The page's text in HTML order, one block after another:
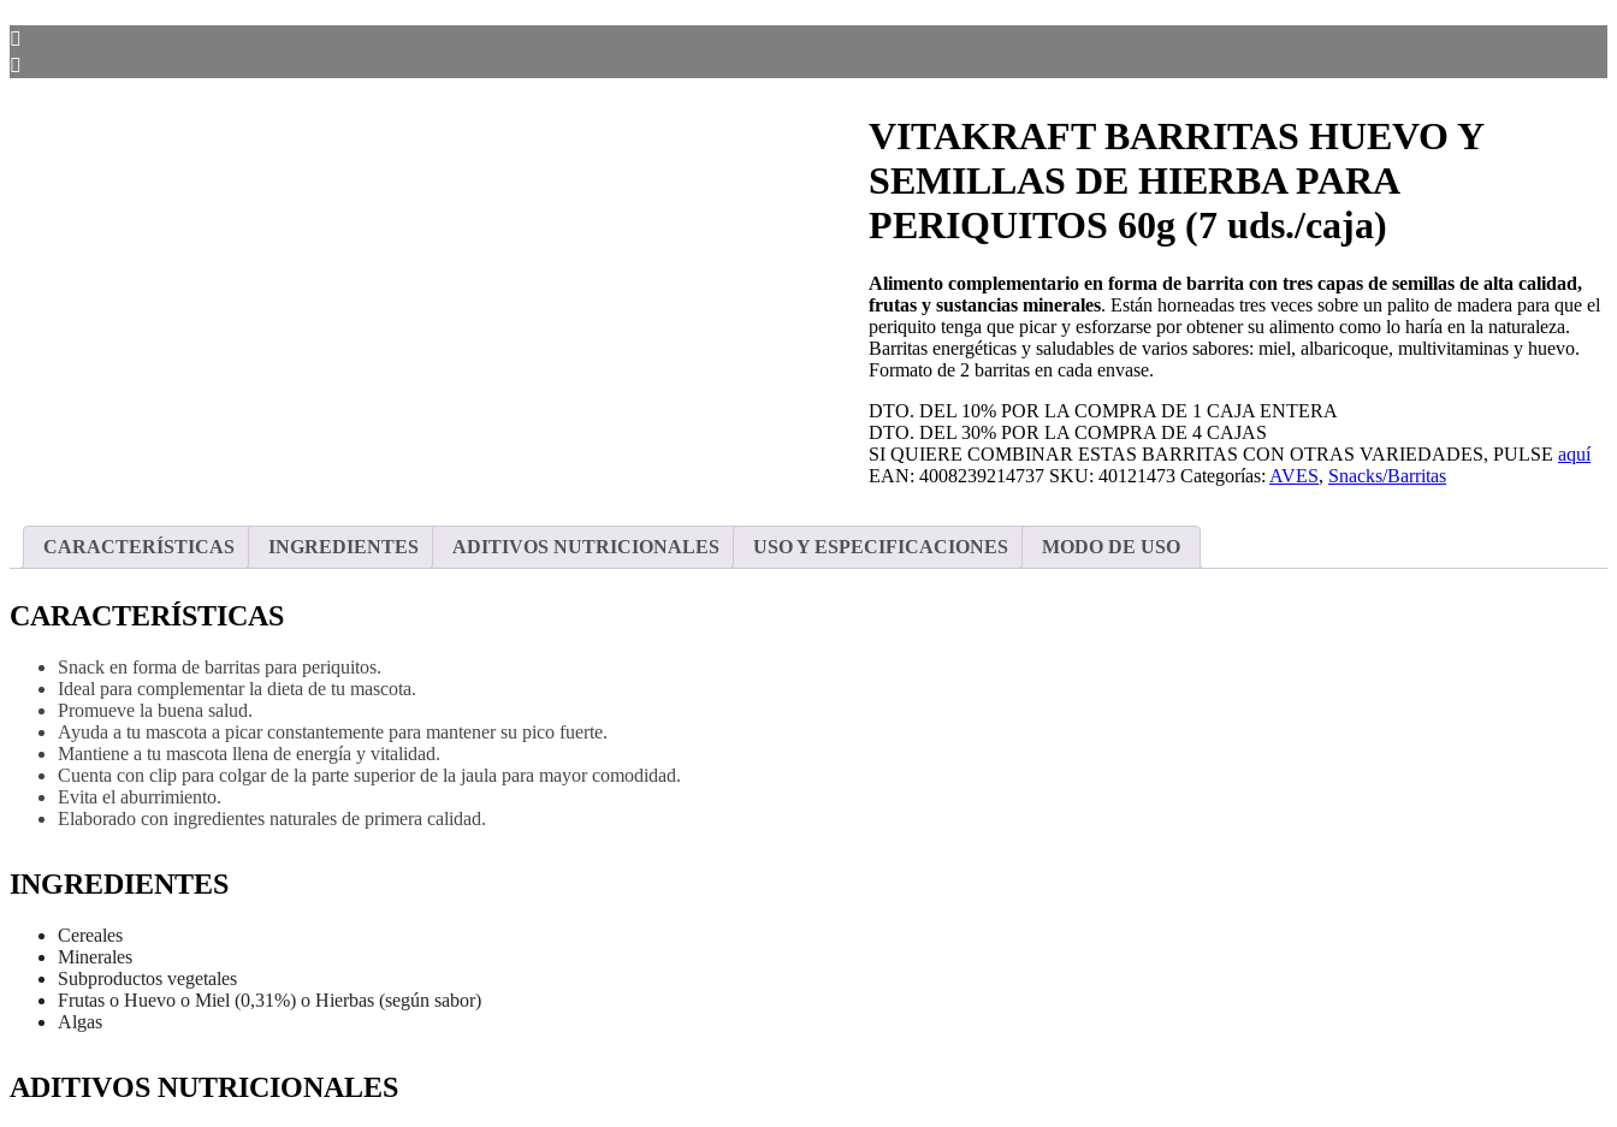
VITAKRAFT BARRITAS HUEVO Y
SEMILLAS DE HIERBA PARA
PERIQUITOS 60g (7 uds./caja)
Alimento complementario en forma de barrita con tres capas de semillas de alta calidad,
frutas y sustancias minerales. Están horneadas tres veces sobre un palito de madera para que el
periquito tenga que picar y esforzarse por obtener su alimento como lo haría en la naturaleza.
Barritas energéticas y saludables de varios sabores: miel, albaricoque, multivitaminas y huevo.
Formato de 2 barritas en cada envase.
DTO. DEL 10% POR LA COMPRA DE 1 CAJA ENTERA
DTO. DEL 30% POR LA COMPRA DE 4 CAJAS
SI QUIERE COMBINAR ESTAS BARRITAS CON OTRAS VARIEDADES, PULSE aquí
EAN: 4008239214737 SKU: 40121473 Categorías: AVES, Snacks/Barritas
CARACTERÍSTICAS INGREDIENTES ADITIVOS NUTRICIONALES USO Y ESPECIFICACIONES MODO DE USO
CARACTERÍSTICAS
Snack en forma de barritas para periquitos.
Ideal para complementar la dieta de tu mascota.
Promueve la buena salud.
Ayuda a tu mascota a picar constantemente para mantener su pico fuerte.
Mantiene a tu mascota llena de energía y vitalidad.
Cuenta con clip para colgar de la parte superior de la jaula para mayor comodidad.
Evita el aburrimiento.
Elaborado con ingredientes naturales de primera calidad.
INGREDIENTES
Cereales
Minerales
Subproductos vegetales
Frutas o Huevo o Miel (0,31%) o Hierbas (según sabor)
Algas
ADITIVOS NUTRICIONALES